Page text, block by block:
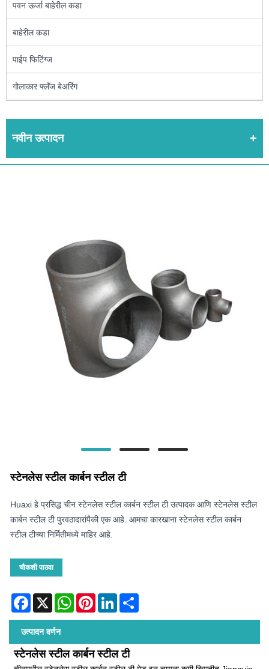
पवन ऊर्जा बाहेरील कडा
बाहेरील कडा
पाईप फिटिंग्ज
गोलाकार फ्लॅंज बेअरिंग
नवीन उत्पादन
स्टेनलेस स्टील कार्बन स्टील टी
Huaxi हे प्रसिद्ध चीन स्टेनलेस स्टील कार्बन स्टील टी उत्पादक आणि स्टेनलेस स्टील
कार्बन स्टील टी पुरवठादारांपैकी एक आहे. आमचा कारखाना स्टेनलेस स्टील कार्बन
स्टील टीच्या निर्मितीमध्ये माहिर आहे.
चौकशी पाठवा
Facebook
X WhatsAppPinterestLinkedIn
उत्पादन वर्णन
स्टेनलेस स्टील कार्बन स्टील टी